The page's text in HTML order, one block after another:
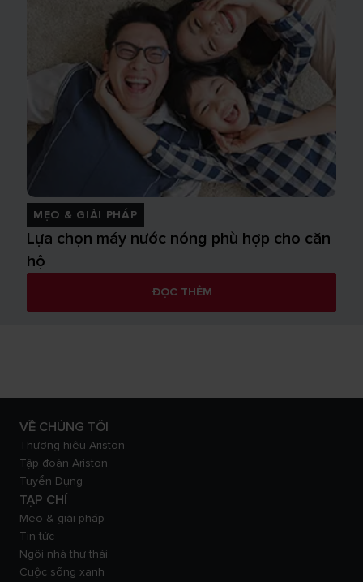
MẸO & GIẢI PHÁP
Lựa chọn máy nước nóng phù hợp cho căn
hộ
ĐỌC THÊM
VỀ CHÚNG TÔI
Thương hiệu Ariston
Tập đoàn Ariston
Tuyển Dụng
TẠP CHÍ
Mẹo & giải pháp
Tin tức
Ngôi nhà thư thái
Cuộc sống xanh